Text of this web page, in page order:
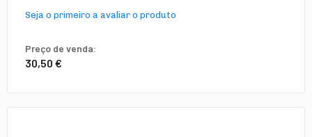
Seja o primeiro a avaliar o produto
Preço de venda:
30,50 €